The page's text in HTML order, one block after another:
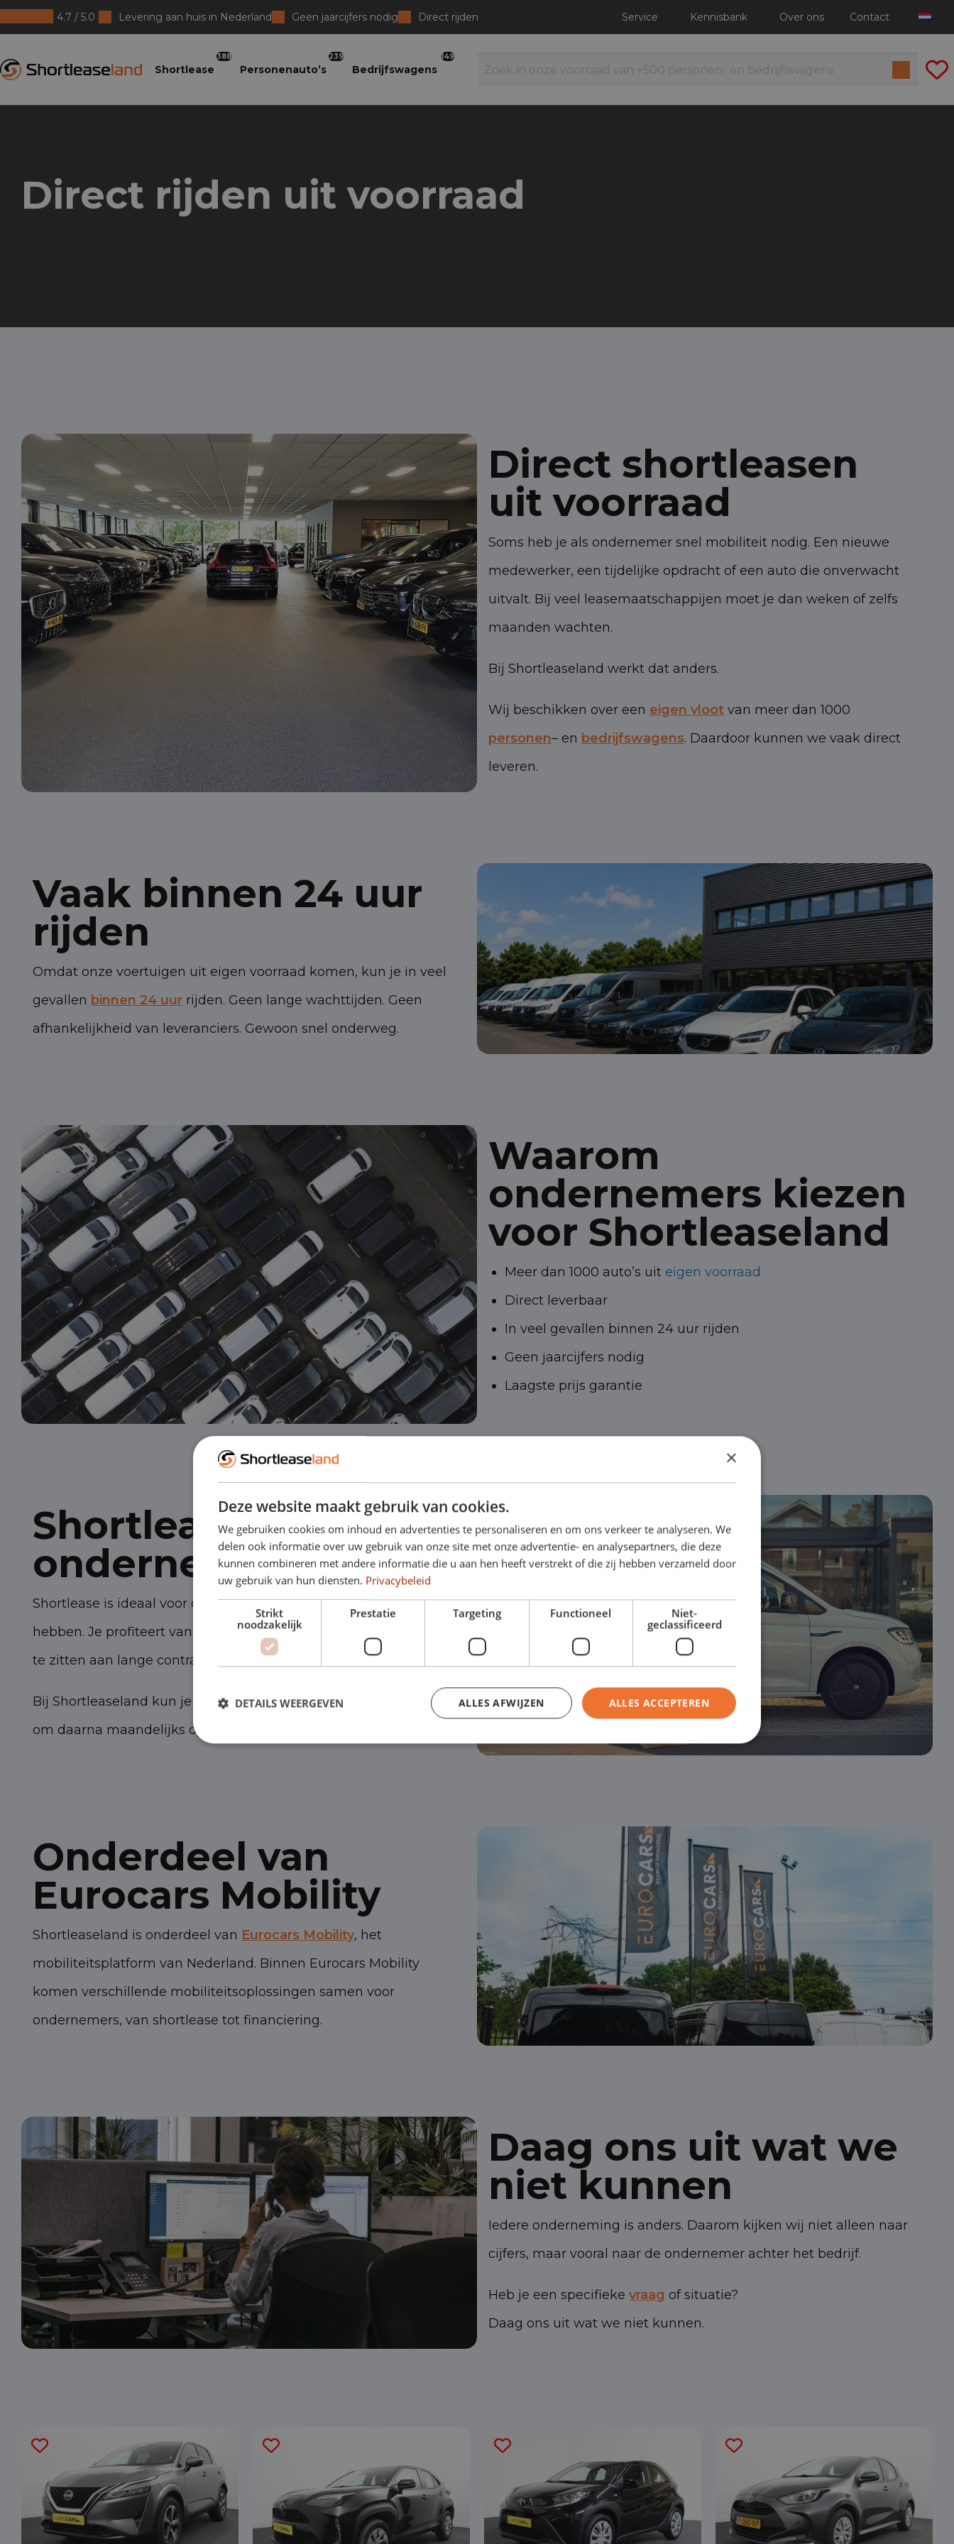
4.7 / 5.0 Levering aan huis in Nederland Geen jaarcijfers nodig Direct rijden Service Kennisbank Over ons Contact
Shortlease
388
Personenauto’s
239
Bedrijfswagens
149
Direct rijden uit voorraad
Direct shortleasen
uit voorraad
Soms heb je als ondernemer snel mobiliteit nodig. Een nieuwe
medewerker, een tijdelijke opdracht of een auto die onverwacht
uitvalt. Bij veel leasemaatschappijen moet je dan weken of zelfs
maanden wachten.
Bij Shortleaseland werkt dat anders.
Wij beschikken over een eigen vloot van meer dan 1000
personen– en bedrijfswagens. Daardoor kunnen we vaak direct
leveren.
Vaak binnen 24 uur
rijden
Omdat onze voertuigen uit eigen voorraad komen, kun je in veel
gevallen binnen 24 uur rijden. Geen lange wachttijden. Geen
afhankelijkheid van leveranciers. Gewoon snel onderweg.
Waarom
ondernemers kiezen
voor Shortleaseland
Meer dan 1000 auto’s uit eigen voorraad
Direct leverbaar
In veel gevallen binnen 24 uur rijden
Geen jaarcijfers nodig
Laagste prijs garantie
Shortlease voor
ondernemers
Shortlease is ideaal voor ondernemers die flexibiliteit nodig
hebben. Je profiteert van de voordelen van lease, maar zonder vast
te zitten aan lange contracten.
Bij Shortleaseland kun je al rijdenvanaf 1 maand
, met de vrijheid
om daarna maandelijks op te zeggen.
Onderdeel van
Eurocars Mobility
Shortleaseland is onderdeel van Eurocars Mobility, het
mobiliteitsplatform van Nederland. Binnen Eurocars Mobility
komen verschillende mobiliteitsoplossingen samen voor
ondernemers, van shortlease tot financiering.
Daag ons uit wat we
niet kunnen
Iedere onderneming is anders. Daarom kijken wij niet alleen naar
cijfers, maar vooral naar de ondernemer achter het bedrijf.
Heb je een specifieke vraag of situatie?
Daag ons uit wat we niet kunnen.
×
Deze website maakt gebruik van cookies.
We gebruiken cookies om inhoud en advertenties te personaliseren en om ons verkeer te analyseren. We
delen ook informatie over uw gebruik van onze site met onze advertentie- en analysepartners, die deze
kunnen combineren met andere informatie die u aan hen heeft verstrekt of die zij hebben verzameld door
uw gebruik van hun diensten. Privacybeleid
Strikt
noodzakelijk
Prestatie Targeting Functioneel
Niet-
geclassificeerd
ALLES ACCEPTEREN
ALLES AFWIJZEN
DETAILS WEERGEVEN